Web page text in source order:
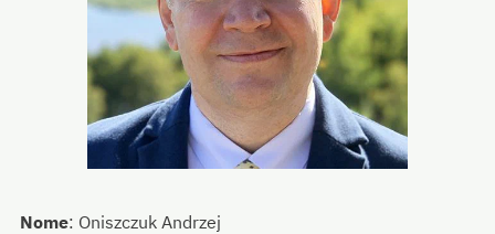
Nome: Oniszczuk Andrzej